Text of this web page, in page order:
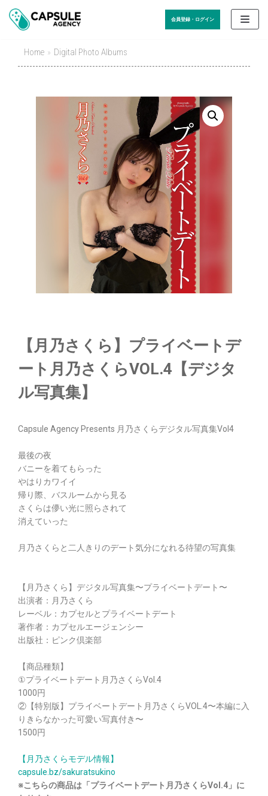
Skip
to
会員登録・ログイン
Home » Digital Photo Albums
【月乃さくら】プライベートデ
ート月乃さくらVOL.4【デジタ
ル写真集】
Capsule Agency Presents 月乃さくらデジタル写真集Vol4
最後の夜
バニーを着てもらった
やはりカワイイ
帰り際、バスルームから見る
さくらは儚い光に照らされて
消えていった
月乃さくらと二人きりのデート気分になれる待望の写真集
【月乃さくら】デジタル写真集〜プライベートデート〜
出演者：月乃さくら
レーベル：カプセルとプライベートデート
著作者：カプセルエージェンシー
出版社：ピンク倶楽部
【商品種類】
①プライベートデート月乃さくらVol.4
1000円
②【特別版】プライベートデート月乃さくらVOL.4〜本編に入
りきらなかった可愛い写真付き〜
1500円
【月乃さくらモデル情報】
capsule.bz/sakuratsukino
※こちらの商品は「プライベートデート月乃さくらVol.4」に